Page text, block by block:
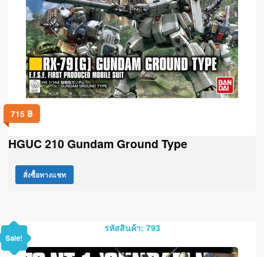
715 ฿
HGUC 210 Gundam Ground Type
สั่งซื้อทางแชท
รหัสสินค้า: 793
Sale!